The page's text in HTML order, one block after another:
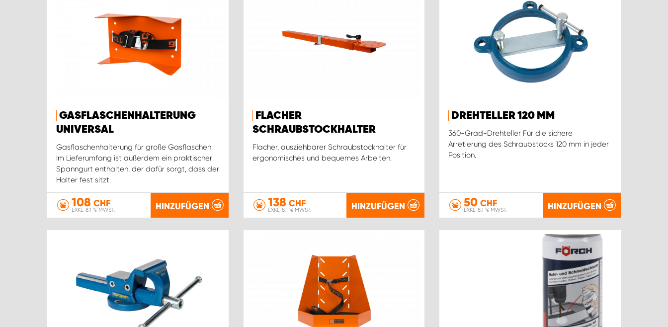
GASFLASCHENHALTERUNG
UNIVERSAL
Gasflaschenhalterung für große Gasflaschen.
Im Lieferumfang ist außerdem ein praktischer
Spanngurt enthalten, der dafür sorgt, dass der
Halter fest sitzt.
108 CHF
EXKL. 8.1 % MWST. HINZUFÜGEN
FLACHER
SCHRAUBSTOCKHALTER
Flacher, ausziehbarer Schraubstockhalter für
ergonomisches und bequemes Arbeiten.
138 CHF
EXKL. 8.1 % MWST. HINZUFÜGEN
DREHTELLER 120 MM
360-Grad-Drehteller Für die sichere
Arretierung des Schraubstocks 120 mm in jeder
Position.
50 CHF
EXKL. 8.1 % MWST. HINZUFÜGEN